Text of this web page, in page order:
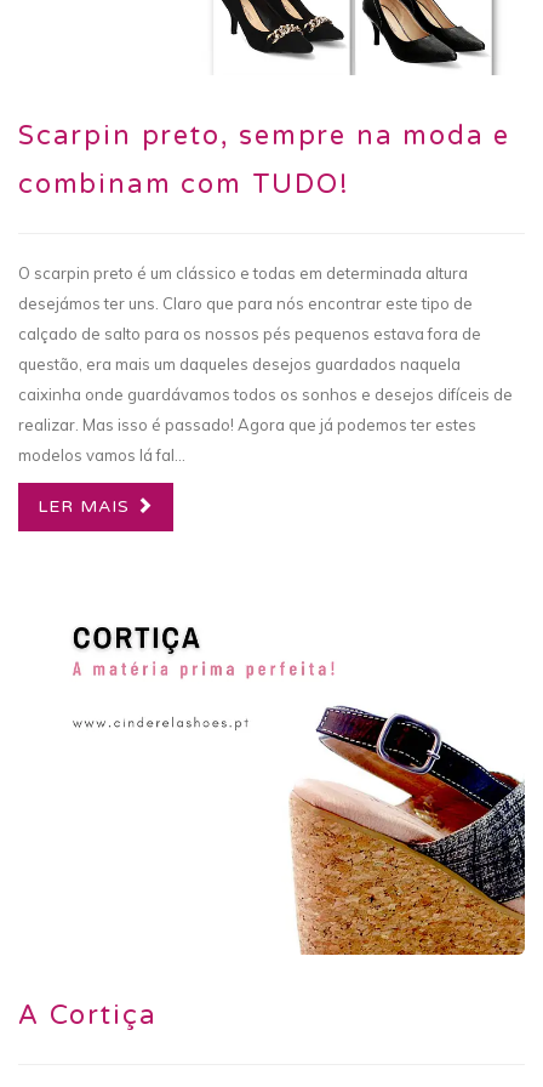
Scarpin preto, sempre na moda e
combinam com TUDO!
O scarpin preto é um clássico e todas em determinada altura
desejámos ter uns. Claro que para nós encontrar este tipo de
calçado de salto para os nossos pés pequenos estava fora de
questão, era mais um daqueles desejos guardados naquela
caixinha onde guardávamos todos os sonhos e desejos difíceis de
realizar. Mas isso é passado! Agora que já podemos ter estes
modelos vamos lá fal...
LER MAIS
A Cortiça